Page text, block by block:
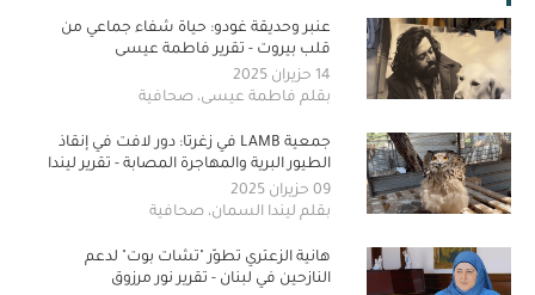
عنبر وحديقة غودو: حياة شفاء جماعي من
قلب بيروت - تقرير فاطمة عيسى
14 حزيران 2025
بقلم فاطمة عيسى، صحافية
جمعية LAMB في زغرتا: دور لافت في إنقاذ
الطيور البرية والمهاجرة المصابة - تقرير ليندا
السمان
09 حزيران 2025
بقلم ليندا السمان، صحافية
هانية الزعتري تطوّر "تشات بوت" لدعم
النازحين في لبنان - تقرير نور مرزوق